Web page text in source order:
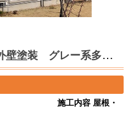
埼玉県羽生市 屋根・外壁塗装 グレー系多彩色とアイボリー H様邸
工内容 屋根・